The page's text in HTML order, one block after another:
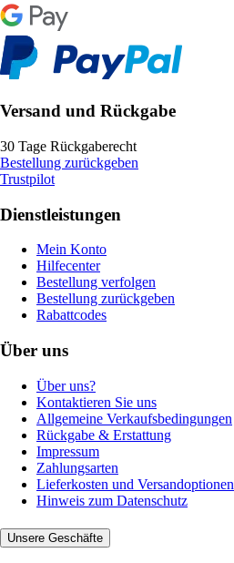
Versand und Rückgabe
30 Tage Rückgaberecht
Bestellung zurückgeben
Trustpilot
Dienstleistungen
Mein Konto
Hilfecenter
Bestellung verfolgen
Bestellung zurückgeben
Rabattcodes
Über uns
Über uns?
Kontaktieren Sie uns
Allgemeine Verkaufsbedingungen
Rückgabe & Erstattung
Impressum
Zahlungsarten
Lieferkosten und Versandoptionen
Hinweis zum Datenschutz
Unsere Geschäfte